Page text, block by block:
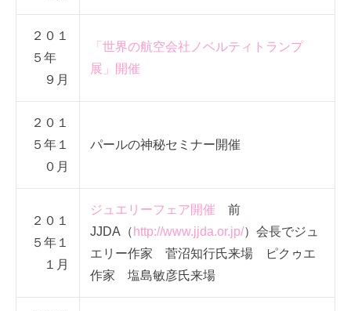
２０１
５年
９月
「世界の航空会社ノベルティトランプ
展」開催
２０１
５年１
０月
パールの神秘セミナー開催
２０１
５年１
１月
ジュエリーフェア開催 前
JJDA（ http://www.jjda.or.jp/）会長でジュ
エリー作家 菅沼知行氏来場 ピクゥエ
作家 塩島敏彦氏来場